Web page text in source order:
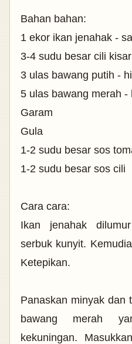
Bahan bahan:
1 ekor ikan jenahak -
3-4 sudu besar cili
3 ulas bawang putih -
5 ulas bawang merah -
Garam
Gula
1-2 sudu besar sos
1-2 sudu besar sos cili
Cara cara:
Ikan jenahak
serbuk kunyit.
Ketepikan.
Panaskan minyak dan
bawang merah
kekuningan.